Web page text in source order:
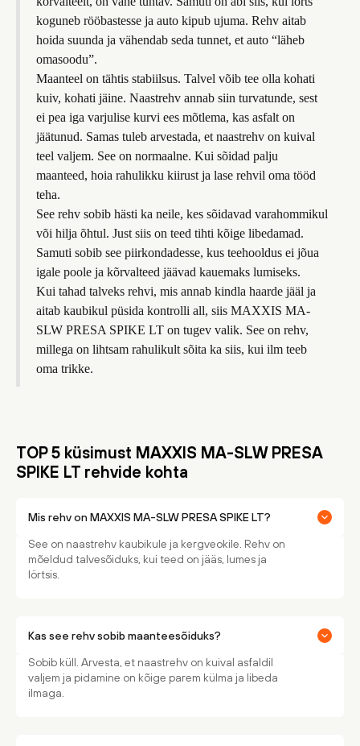
koguneb rööbastesse ja auto kipub ujuma. Rehv aitab
hoida suunda ja vähendab seda tunnet, et auto “läheb
omasoodu”.
Maanteel on tähtis stabiilsus. Talvel võib tee olla kohati
kuiv, kohati jäine. Naastrehv annab siin turvatunde, sest
ei pea iga varjulise kurvi ees mõtlema, kas asfalt on
jäätunud. Samas tuleb arvestada, et naastrehv on kuival
teel valjem. See on normaalne. Kui sõidad palju
maanteed, hoia rahulikku kiirust ja lase rehvil oma tööd
teha.
See rehv sobib hästi ka neile, kes sõidavad varahommikul
või hilja õhtul. Just siis on teed tihti kõige libedamad.
Samuti sobib see piirkondadesse, kus teehooldus ei jõua
igale poole ja kõrvalteed jäävad kauemaks lumiseks.
Kui tahad talveks rehvi, mis annab kindla haarde jääl ja
aitab kaubikul püsida kontrolli all, siis MAXXIS MA-
SLW PRESA SPIKE LT on tugev valik. See on rehv,
millega on lihtsam rahulikult sõita ka siis, kui ilm teeb
oma trikke.
TOP 5 küsimust MAXXIS MA-SLW PRESA
SPIKE LT rehvide kohta
Mis rehv on MAXXIS MA-SLW PRESA SPIKE LT?
See on naastrehv kaubikule ja kergveokile. Rehv on
mõeldud talvesõiduks, kui teed on jääs, lumes ja
lörtsis.
Kas see rehv sobib maanteesõiduks?
Sobib küll. Arvesta, et naastrehv on kuival asfaldil
valjem ja pidamine on kõige parem külma ja libeda
ilmaga.